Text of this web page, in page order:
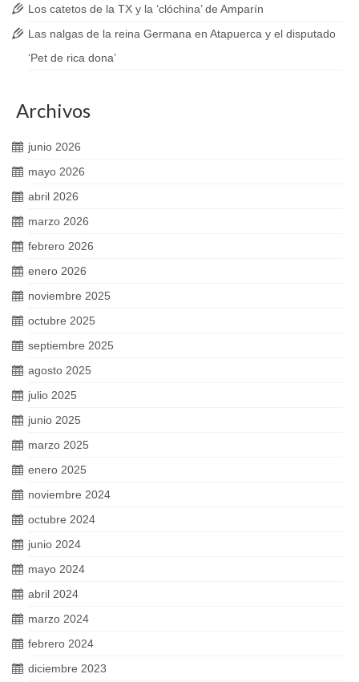
Los catetos de la TX y la ‘clóchina’ de Amparín
Las nalgas de la reina Germana en Atapuerca y el disputado
‘Pet de rica dona’
Archivos
junio 2026
mayo 2026
abril 2026
marzo 2026
febrero 2026
enero 2026
noviembre 2025
octubre 2025
septiembre 2025
agosto 2025
julio 2025
junio 2025
marzo 2025
enero 2025
noviembre 2024
octubre 2024
junio 2024
mayo 2024
abril 2024
marzo 2024
febrero 2024
diciembre 2023